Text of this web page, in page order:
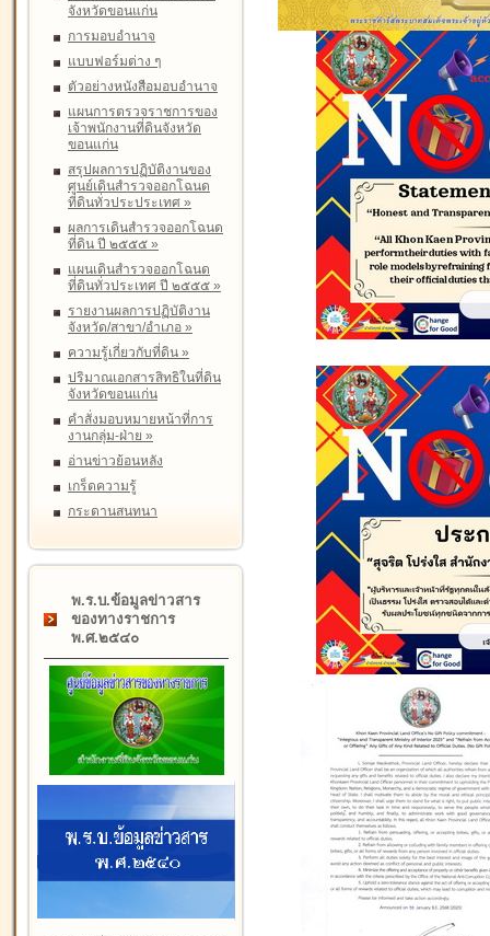
จังหวัดขอนแก่น
การมอบอำนาจ
แบบฟอร์มต่าง ๆ
ตัวอย่างหนังสือมอบอำนาจ
แผนการตรวจราชการของ
เจ้าพนักงานที่ดินจังหวัด
ขอนแก่น
สรุปผลการปฏิบัติงานของ
ศูนย์เดินสำรวจออกโฉนด
ที่ดินทั่วประประเทศ »
ผลการเดินสำรวจออกโฉนด
ที่ดิน ปี ๒๕๕๕ »
แผนเดินสำรวจออกโฉนด
ที่ดินทั่วประเทศ ปี ๒๕๕๕ »
รายงานผลการปฏิบัติงาน
จังหวัด/สาขา/อำเภอ »
ความรู้เกี่ยวกับที่ดิน »
ปริมาณเอกสารสิทธิในที่ดิน
จังหวัดขอนแก่น
คำสั่งมอบหมายหน้าที่การ
งานกลุ่ม-ฝ่าย »
อ่านข่าวย้อนหลัง
เกร็ดความรู้
กระดานสนทนา
พ.ร.บ.ข้อมูลข่าวสาร
ของทางราชการ
พ.ศ.๒๕๔๐